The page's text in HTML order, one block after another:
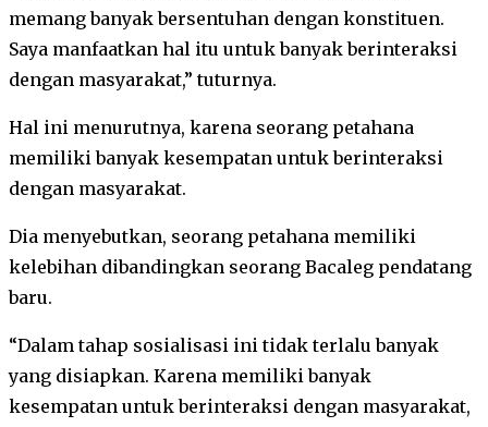
memang banyak bersentuhan dengan konstituen.
Saya manfaatkan hal itu untuk banyak berinteraksi
dengan masyarakat,” tuturnya.
Hal ini menurutnya, karena seorang petahana
memiliki banyak kesempatan untuk berinteraksi
dengan masyarakat.
Dia menyebutkan, seorang petahana memiliki
kelebihan dibandingkan seorang Bacaleg pendatang
baru.
“Dalam tahap sosialisasi ini tidak terlalu banyak
yang disiapkan. Karena memiliki banyak
kesempatan untuk berinteraksi dengan masyarakat,